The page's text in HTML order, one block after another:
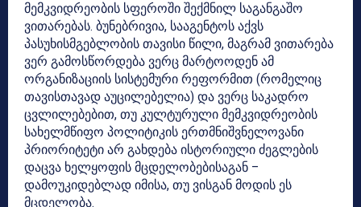
მემკვიდრეობის სფეროში შექმნილ საგანგაშო
ვითარებას. ბუნებრივია, სააგენტოს აქვს
პასუხისმგებლობის თავისი წილი, მაგრამ ვითარება
ვერ გამოსწორდება ვერც მარტოოდენ ამ
ორგანიზაციის სისტემური რეფორმით (რომელიც
თავისთავად აუცილებელია) და ვერც საკადრო
ცვლილებებით, თუ კულტურული მემკვიდრეობის
სახელმწიფო პოლიტიკის ერთმნიშვნელოვანი
პრიორიტეტი არ გახდება ისტორიული ძეგლების
დაცვა ხელყოფის მცდელობებისაგან –
დამოუკიდებლად იმისა, თუ ვისგან მოდის ეს
მცდელობა.